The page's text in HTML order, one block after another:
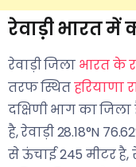
रेवाड़ी भारत में
रेवाड़ी जिला भारत के
तरफ स्थितहरियाणा
दक्षिणी भाग का
है, रेवाड़ी 28.18°N
से ऊंचाई 245 मीटर है,